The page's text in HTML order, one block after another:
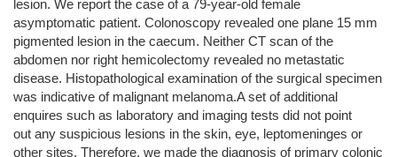
lesion. We report the case of a 79-year-old female
asymptomatic patient. Colonoscopy revealed one plane 15 mm
pigmented lesion in the caecum. Neither CT scan of the
abdomen nor right hemicolectomy revealed no metastatic
disease. Histopathological examination of the surgical specimen
was indicative of malignant melanoma.A set of additional
enquires such as laboratory and imaging tests did not point
out any suspicious lesions in the skin, eye, leptomeninges or
other sites. Therefore, we made the diagnosis of primary colonic